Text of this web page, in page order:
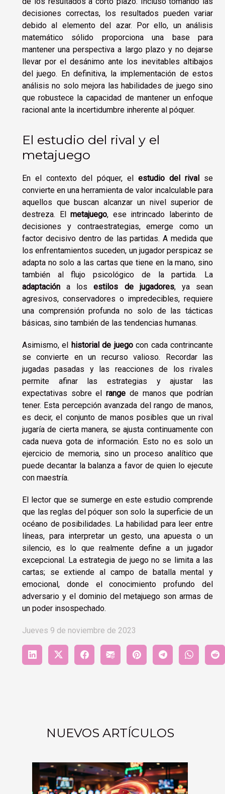
NUEVOS ARTÍCULOS
decisiones correctas, los resultados pueden variar
debido al elemento del azar. Por ello, un análisis
matemático sólido proporciona una base para
mantener una perspectiva a largo plazo y no dejarse
llevar por el desánimo ante los inevitables altibajos
del juego. En definitiva, la implementación de estos
análisis no solo mejora las habilidades de juego sino
que robustece la capacidad de mantener un enfoque
racional ante la incertidumbre inherente al póquer.
El estudio del rival y el
metajuego
En el contexto del póquer, el estudio del rival se
convierte en una herramienta de valor incalculable para
aquellos que buscan alcanzar un nivel superior de
destreza. El metajuego, ese intrincado laberinto de
decisiones y contraestrategias, emerge como un
factor decisivo dentro de las partidas. A medida que
los enfrentamientos suceden, un jugador perspicaz se
adapta no solo a las cartas que tiene en la mano, sino
también al flujo psicológico de la partida. La
adaptación a losestilos de jugadores, ya sean
agresivos, conservadores o impredecibles, requiere
una comprensión profunda no solo de las tácticas
básicas, sino también de las tendencias humanas.
Asimismo, el historial de juegocon cada contrincante
se convierte en un recurso valioso. Recordar las
jugadas pasadas y las reacciones de los rivales
permite afinar las estrategias y ajustar las
expectativas sobre elrange de manos que podrían
tener. Esta percepción avanzada del rango de manos,
es decir, el conjunto de manos posibles que un rival
jugaría de cierta manera, se ajusta continuamente con
cada nueva gota de información. Esto no es solo un
ejercicio de memoria, sino un proceso analítico que
puede decantar la balanza a favor de quien lo ejecute
con maestría.
El lector que se sumerge en este estudio comprende
que las reglas del póquer son solo la superficie de un
océano de posibilidades. La habilidad para leer entre
líneas, para interpretar un gesto, una apuesta o un
silencio, es lo que realmente define a un jugador
excepcional. La estrategia de juego no se limita a las
cartas; se extiende al campo de batalla mental y
emocional, donde el conocimiento profundo del
adversario y el dominio del metajuego son armas de
un poder insospechado.
Jueves 9 de noviembre de 2023